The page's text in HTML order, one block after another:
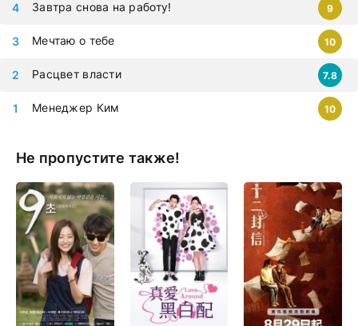
Менеджер Ким 10
Расцвет власти 7.8
Мечтаю о тебе 10
Завтра снова на работу! 9
Не пропустите также!